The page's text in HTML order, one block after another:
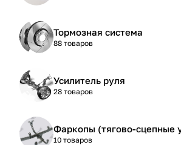
Тормозная система
88 товаров
Усилитель руля
28 товаров
Фаркопы (тягово-
10 товаров